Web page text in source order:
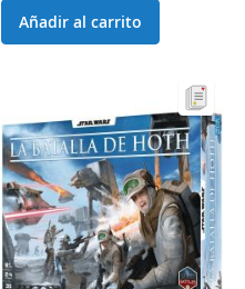
Añadir al carrito